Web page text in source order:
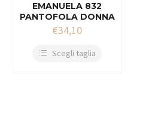
EMANUELA 832
PANTOFOLA DONNA
€34,10
Scegli taglia